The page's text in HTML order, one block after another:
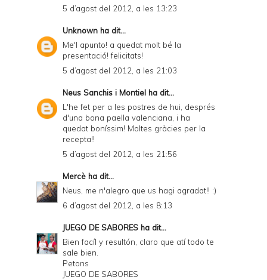
5 d’agost del 2012, a les 13:23
Unknown ha dit...
Me'l apunto! a quedat molt bé la
presentació! felicitats!
5 d’agost del 2012, a les 21:03
Neus Sanchis i Montiel ha dit...
L'he fet per a les postres de hui, després
d'una bona paella valenciana, i ha
quedat boníssim! Moltes gràcies per la
recepta!!
5 d’agost del 2012, a les 21:56
Mercè ha dit...
Neus, me n'alegro que us hagi agradat!! :)
6 d’agost del 2012, a les 8:13
JUEGO DE SABORES ha dit...
Bien facíl y resultón, claro que atí todo te
sale bien.
Petons
JUEGO DE SABORES